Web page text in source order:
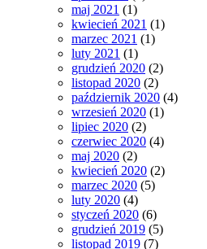
maj 2021 (1)
kwiecień 2021 (1)
marzec 2021 (1)
luty 2021 (1)
grudzień 2020 (2)
listopad 2020 (2)
październik 2020 (4)
wrzesień 2020 (1)
lipiec 2020 (2)
czerwiec 2020 (4)
maj 2020 (2)
kwiecień 2020 (2)
marzec 2020 (5)
luty 2020 (4)
styczeń 2020 (6)
grudzień 2019 (5)
listopad 2019 (7)